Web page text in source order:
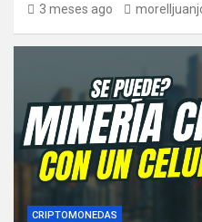
3 meses ago
CRIPTOMONEDAS